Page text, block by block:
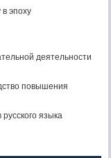
эпоху
деятельности
повышения
языка